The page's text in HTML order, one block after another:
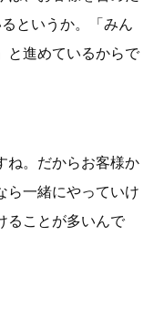
というか。「みん
と進めているからで
ね。だからお客様か
ら一緒にやっていけ
ることが多いんで